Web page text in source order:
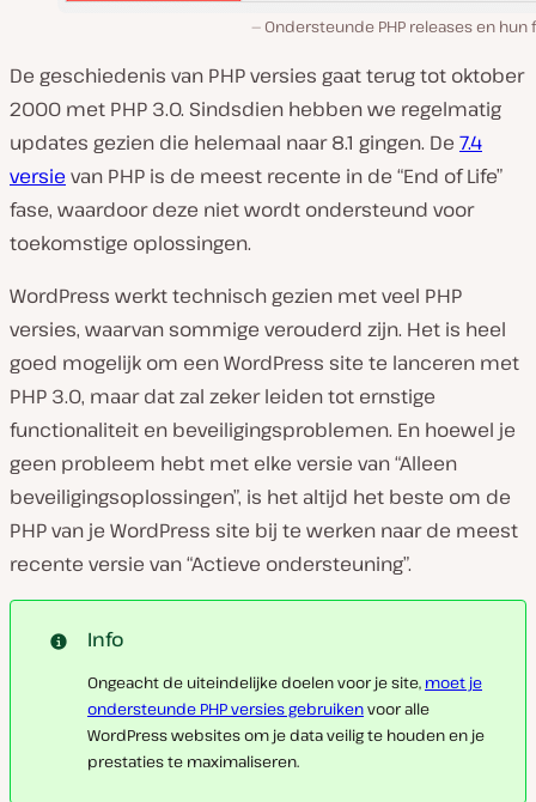
Ondersteunde PHP releases en hun
De geschiedenis van PHP versies gaat terug tot oktober
2000 met PHP 3.0. Sindsdien hebben we regelmatig
updates gezien die helemaal naar 8.1 gingen. De 7.4
versie van PHP is de meest recente in de “End of Life”
fase, waardoor deze niet wordt ondersteund voor
toekomstige oplossingen.
WordPress werkt technisch gezien met veel PHP
versies, waarvan sommige verouderd zijn. Het is heel
goed mogelijk om een ​​WordPress site te lanceren met
PHP 3.0, maar dat zal zeker leiden tot ernstige
functionaliteit en beveiligingsproblemen. En hoewel je
geen probleem hebt met elke versie van “Alleen
beveiligingsoplossingen”, is het altijd het beste om de
PHP van je WordPress site bij te werken naar de meest
recente versie van “Actieve ondersteuning”.
Info
Ongeacht de uiteindelijke doelen voor je site, moet je
ondersteunde PHP versies gebruikenvoor alle
WordPress websites om je data veilig te houden en je
prestaties te maximaliseren.